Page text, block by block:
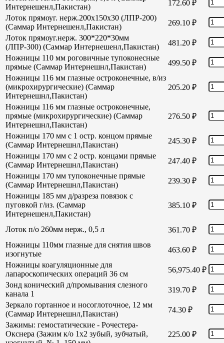
Интернешенл,Пакистан)
172.60 ₽
Лоток прямоуг. нерж.200х150х30 (ЛПР-200)
(Саммар Интернешенл,Пакистан)
269.10 ₽
Лоток прямоуг.нерж. 300*220*30мм
(ЛПР-300) (Саммар Интернешенл,Пакистан)
481.20 ₽
Ножницы 110 мм роговичные тупоконесные
прямые (Саммар Интернешнл,Пакистан)
499.50 ₽
Ножницы 116 мм глазные остроконечные, в/из
(микрохирургические) (Саммар
Интернешнл,Пакистан)
205.20 ₽
Ножницы 116 мм глазные остроконечные,
прямые (микрохирургические) (Саммар
Интернешнл,Пакистан)
276.50 ₽
Ножницы 170 мм с 1 остр. концом прямые
(Саммар Интернешнл,Пакистан)
245.30 ₽
Ножницы 170 мм с 2 остр. концами прямые
(Саммар Интернешнл,Пакистан)
247.40 ₽
Ножницы 170 мм тупоконечные прямые
(Саммар Интернешнл,Пакистан)
239.30 ₽
Ножницы 185 мм д/разреза повязок с
пуговкой г/из. (Саммар
Интернешенл,Пакистан)
385.10 ₽
Лоток п/о 260мм нерж., 0,5 л 361.70 ₽
Ножницы 110мм глазные для снятия швов
изогнутые
463.60 ₽
Ножницы коагуляционные для
лапароскопических операций 36 см
56,975.40 ₽
Зонд конический д/промывания слезного
канала 1
319.70 ₽
Зеркало гортанное и носоглоточное, 12 мм
(Саммар Интернешнл,Пакистан)
74.30 ₽
Зажимы: гемостатические - Рочестера-
Окснера (Зажим к/о 1х2 зубый, зубчатый,
225.00 ₽